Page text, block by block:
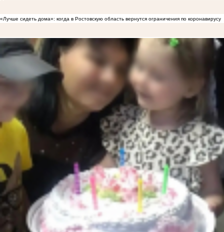
«Лучше сидеть дома»: когда в Ростовскую область вернутся ограничения по коронавирусу